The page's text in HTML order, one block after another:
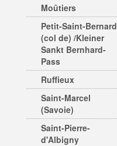
Moûtiers
Petit-Saint-Bernard
(col de) /Kleiner
Sankt Bernhard-
Pass
Ruffieux
Saint-Marcel
(Savoie)
Saint-Pierre-
d'Albigny